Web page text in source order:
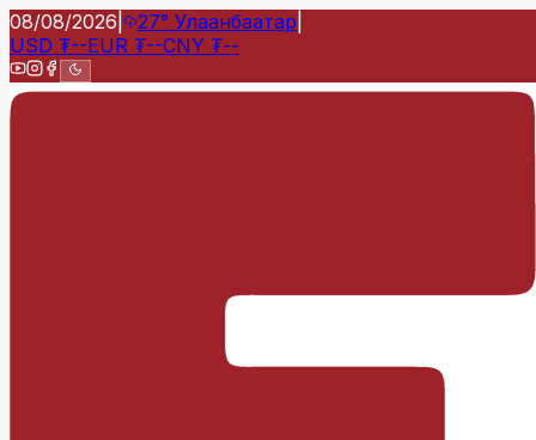
08/08/2026 27° Улаанбаатар
USD ₮--EUR ₮--CNY ₮--